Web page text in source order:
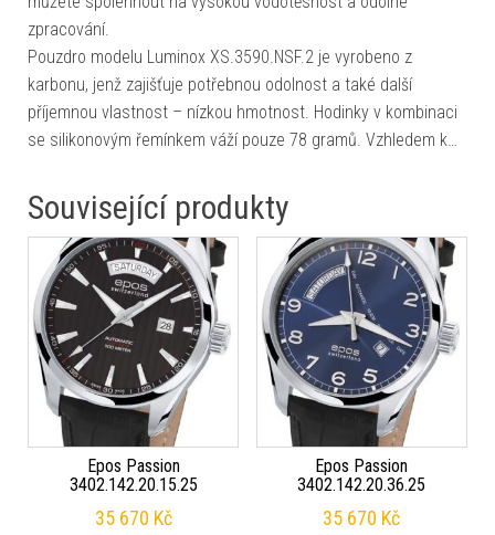
zpracování.
Pouzdro modelu Luminox XS.3590.NSF.2 je vyrobeno z
karbonu, jenž zajišťuje potřebnou odolnost a také další
příjemnou vlastnost – nízkou hmotnost. Hodinky v kombinaci
se silikonovým řemínkem váží pouze 78 gramů. Vzhledem k…
Související produkty
Epos Passion
3402.142.20.15.25
35 670 Kč
Epos Passion
3402.142.20.36.25
35 670 Kč